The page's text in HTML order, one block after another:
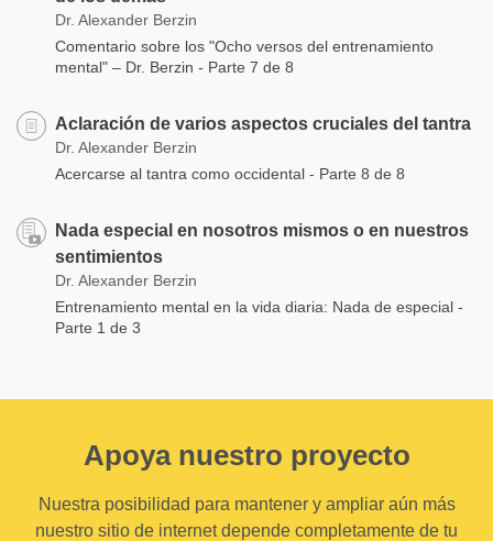
Dr. Alexander Berzin
Comentario sobre los "Ocho versos del entrenamiento
mental" – Dr. Berzin - Parte 7 de 8
Aclaración de varios aspectos cruciales del tantra
Dr. Alexander Berzin
Acercarse al tantra como occidental - Parte 8 de 8
Nada especial en nosotros mismos o en nuestros
sentimientos
Dr. Alexander Berzin
Entrenamiento mental en la vida diaria: Nada de especial -
Parte 1 de 3
Apoya nuestro proyecto
Nuestra posibilidad para mantener y ampliar aún más
nuestro sitio de internet depende completamente de tu